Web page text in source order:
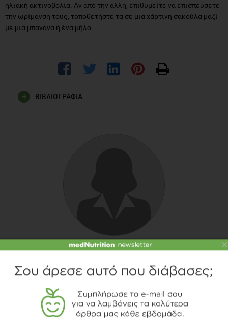
ηλιακή ακτινοβολία. Αν από την άλλη, επιθυμείτε να επισπεύσετε
την ωρίμανση τους, τοποθετήστε τα σε μια χάρτινη σακούλα μαζί
με μια μπανάνα ή ένα μήλο.
ΒΙΒΛΙΟΓΡΑΦΙΑ
Fang Liu. “Kiwifruit improves bowel function in patients with
irritable bowel syndrome with constipation” Asia Pac J Clin
Nutr 2010;19 (4):451-457
Διαιτολόγος - Διατροφολόγος, MSc
Δείτε το διαιτολογικό γραφείο
×